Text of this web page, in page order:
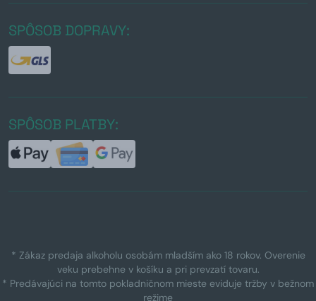
SPÔSOB DOPRAVY:
SPÔSOB PLATBY:
* Zákaz predaja alkoholu osobám mladším ako 18 rokov. Overenie
veku prebehne v košíku a pri prevzatí tovaru.
* Predávajúci na tomto pokladničnom mieste eviduje tržby v bežnom
režime